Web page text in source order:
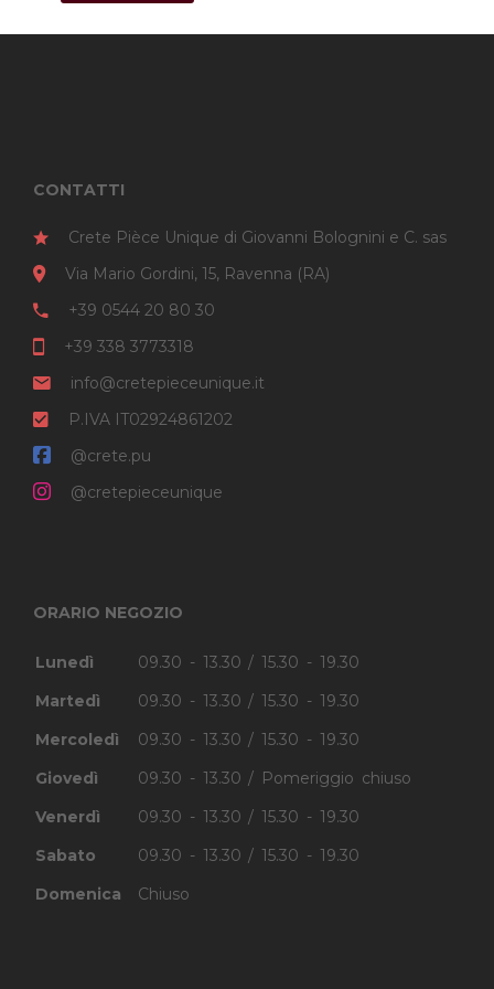
CONTATTI
Crete Pièce Unique di Giovanni Bolognini e C. sas
Via Mario Gordini, 15, Ravenna (RA)
+39 0544 20 80 30
+39 338 3773318
info@cretepieceunique.it
P.IVA IT02924861202
@crete.pu
@cretepieceunique
ORARIO NEGOZIO
Lunedì
09.30 - 13.30 / 15.30 - 19.30
Martedì
09.30 - 13.30 / 15.30 - 19.30
Mercoledì
09.30 - 13.30 / 15.30 - 19.30
Giovedì
09.30 - 13.30 / Pomeriggio chiuso
Venerdì
09.30 - 13.30 / 15.30 - 19.30
Sabato
09.30 - 13.30 / 15.30 - 19.30
Domenica
Chiuso